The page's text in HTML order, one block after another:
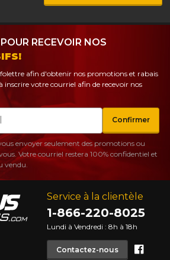
Service à la clientèle
1-866-220-8025
Lundi à Vendredi : 8h à 18h
Contactez-nous
RECEVOIR NOS
afin d'obtenir nos promotions et rabais
inscrire votre courriel afin de recevoir nos
Confirmer
envoyer seulement des promotions ou
Votre courriel restera 100% confidentiel et
vendu.